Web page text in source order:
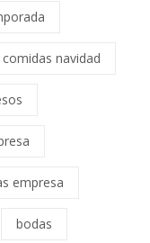
comidas navidad
empresa
bodas